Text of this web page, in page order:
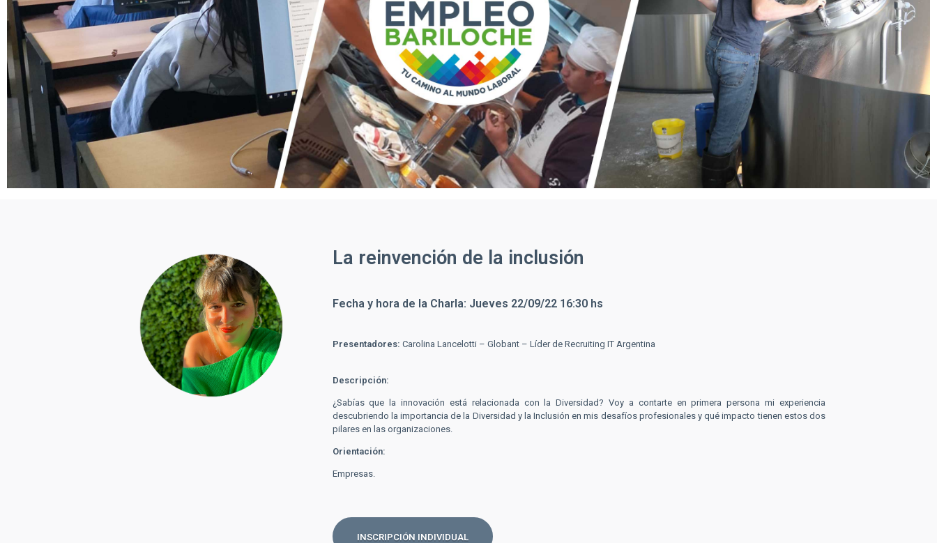
La reinvención de la inclusión
Fecha y hora de la Charla: Jueves 22/09/22 16:30 hs
Presentadores: Carolina Lancelotti – Globant – Líder de Recruiting IT Argentina
Descripción:
¿Sabías que la innovación está relacionada con la Diversidad? Voy a contarte en primera persona mi experiencia
descubriendo la importancia de la Diversidad y la Inclusión en mis desafíos profesionales y qué impacto tienen estos dos
pilares en las organizaciones.
Orientación:
Empresas.
INSCRIPCIÓN INDIVIDUAL